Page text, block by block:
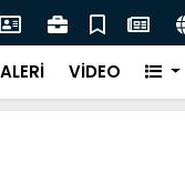
gittiğinize bir
VİDEO